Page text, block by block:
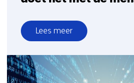
Lees meer
over
GenAI
verandert
werk.